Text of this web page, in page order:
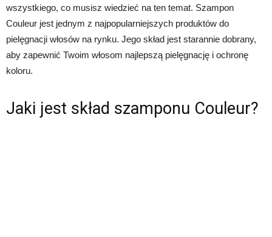
wszystkiego, co musisz wiedzieć na ten temat. Szampon
Couleur jest jednym z najpopularniejszych produktów do
pielęgnacji włosów na rynku. Jego skład jest starannie dobrany,
aby zapewnić Twoim włosom najlepszą pielęgnację i ochronę
koloru.
Jaki jest skład szamponu Couleur?